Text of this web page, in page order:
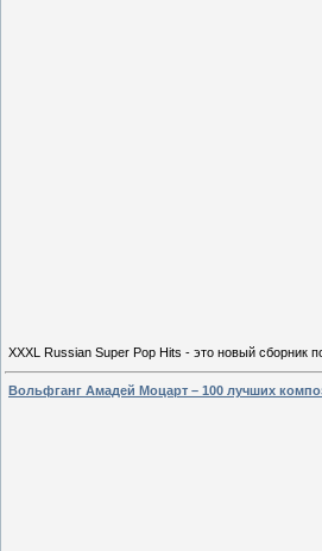
XXXL Russian Super Pop Hits - это новый сборник
Вольфганг Амадей Моцарт – 100 лучших